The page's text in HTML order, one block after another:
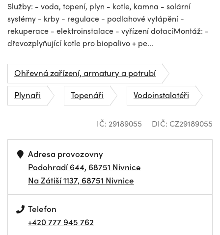
Služby: - voda, topení, plyn - kotle, kamna - solární
systémy - krby - regulace - podlahové vytápění -
rekuperace - elektroinstalace - vyřízení dotacíMontáž: -
dřevozplyňující kotle pro biopalivo + pe...
Ohřevná zařízení, armatury a potrubí
Plynaři
Topenáři Vodoinstalatéři
IČ: 29189055 DIČ: CZ29189055
Adresa provozovny
Podohradí 644, 68751 Nivnice
Na Zátiší 1137, 68751 Nivnice
Telefon
+420 777 945 762